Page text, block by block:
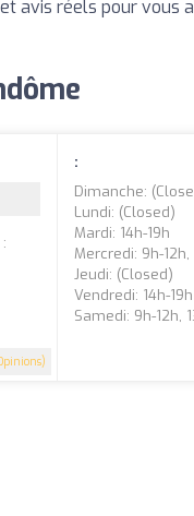
avis réels pour vous
:
Dimanche:
Lundi: (closed)
Mardi: 14h-19h
Mercredi: 9h-12h,
Jeudi: (closed)
Vendredi: 14h-19h
Samedi: 9h-12h,